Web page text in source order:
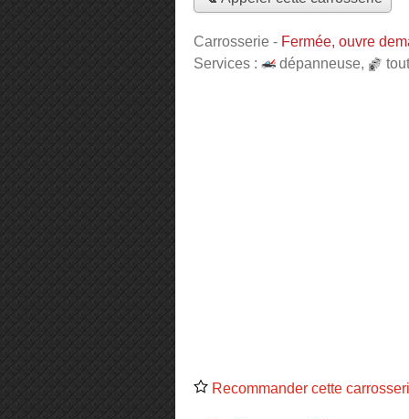
Carrosserie - Fermée, ouvre
Services :
dépanneuse,
Recommander cette